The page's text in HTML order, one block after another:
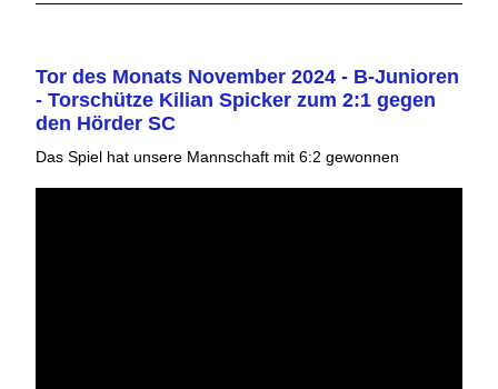
Tor des Monats November 2024 - B-Junioren
- Torschütze Kilian Spicker zum 2:1 gegen
den Hörder SC
Das Spiel hat unsere Mannschaft mit 6:2 gewonnen